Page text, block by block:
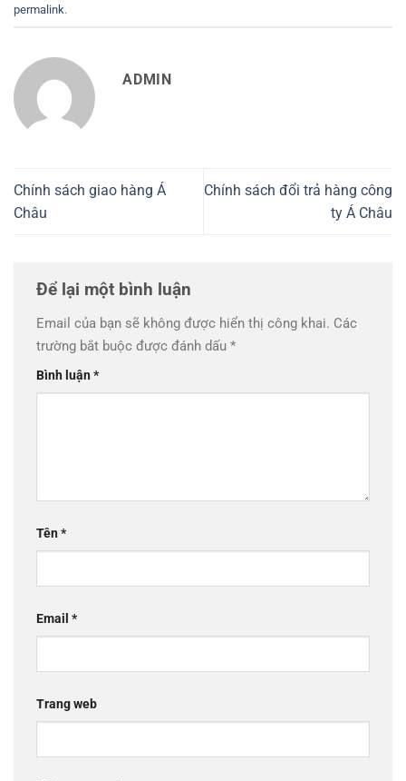
permalink.
ADMIN
Chính sách giao hàng Á
Châu
Chính sách đổi trả hàng công
ty Á Châu
Để lại một bình luận
Email của bạn sẽ không được hiển thị công khai. Các
trường bắt buộc được đánh dấu *
Bình luận*
Tên*
Email *
Trang web